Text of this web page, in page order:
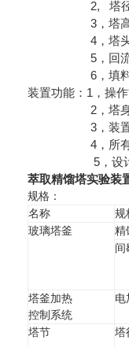
2, 塔径
3，塔高
4，塔头冷凝
5，回流控制
6，填料规格
装置功能：1，操
2，塔身保温
3，装置框架
4，所有工控
5，设计深度深
萃取精馏塔实验装
规格：
名称
规
玻璃塔釜
精
间
塔釜加热
控制系统
电
塔节 塔